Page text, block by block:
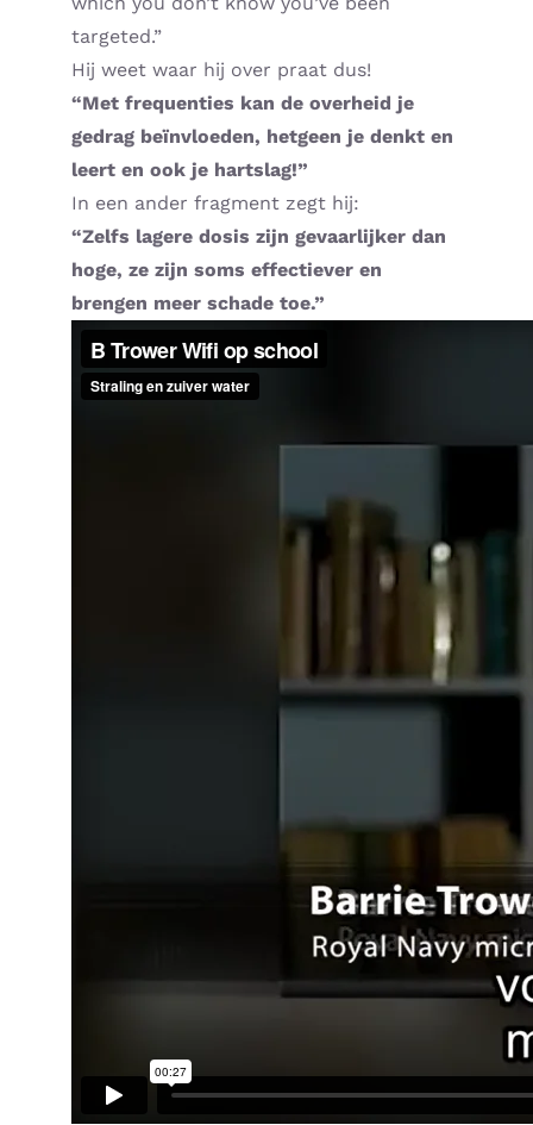
targeted.”
Hij weet waar hij over praat dus!
“Met frequenties kan de overheid je
gedrag beïnvloeden, hetgeen je denkt en
leert en ook je hartslag!”
In een ander fragment zegt hij:
“Zelfs lagere dosis zijn gevaarlijker dan
hoge, ze zijn soms effectiever en
brengen meer schade toe.”